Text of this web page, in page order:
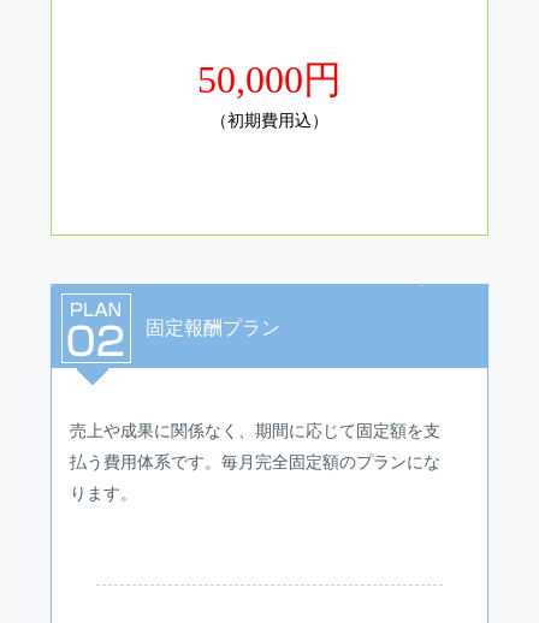
50,000円
（初期費用込）
固定報酬プラン
売上や成果に関係なく、期間に応じて固定額を支
払う費用体系です。毎月完全固定額のプランにな
ります。